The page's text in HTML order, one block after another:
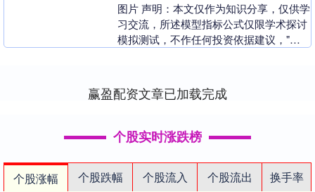
图片 声明：本文仅作为知识分享，仅供学
习交流，所述模型指标公式仅限学术探讨
模拟测试，不作任何投资依据建议，"基
赢盈配资文章已加载完成
个股实时涨跌榜
个股涨幅 个股跌幅 个股流入 个股流出
换手率